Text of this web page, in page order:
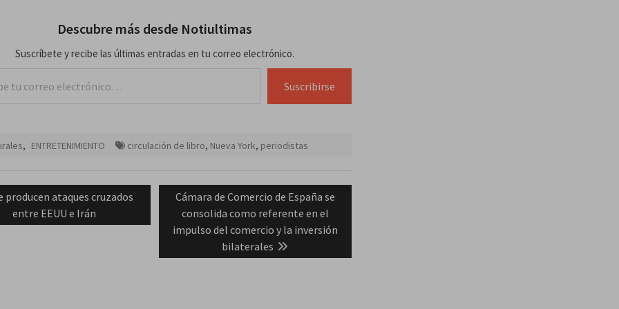
Descubre más desde Notiultimas
Suscríbete y recibe las últimas entradas en tu correo electrónico.
Suscribirse
, ENTRETENIMIENTO circulación de libro, Nueva York, periodistas
producen ataques cruzados
entre EEUU e Irán
Next
post:
Cámara de Comercio de España se
consolida como referente en el
impulso del comercio y la inversión
bilaterales